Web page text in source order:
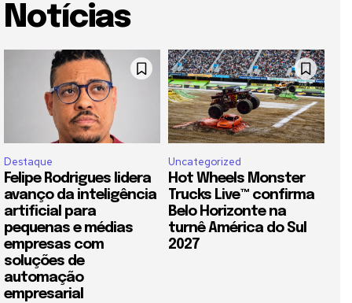
Notícias
Destaque
Felipe Rodrigues lidera
avanço da inteligência
artificial para
pequenas e médias
empresas com
soluções de
automação
empresarial
Uncategorized
Hot Wheels Monster
Trucks Live™ confirma
Belo Horizonte na
turnê América do Sul
2027